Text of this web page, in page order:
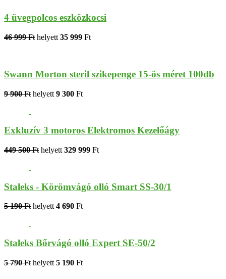
4 üvegpolcos eszközkocsi
46 999 Ft helyett 35 999 Ft
Swann Morton steril szikepenge 15-ös méret 100db
9 900 Ft helyett 9 300 Ft
Exkluzív 3 motoros Elektromos Kezelőágy
449 500 Ft helyett 329 999 Ft
Staleks - Körömvágó olló Smart SS-30/1
5 190 Fthelyett4 690 Ft
Staleks Bőrvágó olló Expert SE-50/2
5 790 Ft helyett 5 190 Ft